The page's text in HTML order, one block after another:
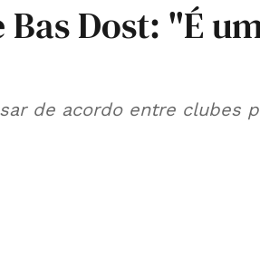
Dost: "É
de acordo entre clubes